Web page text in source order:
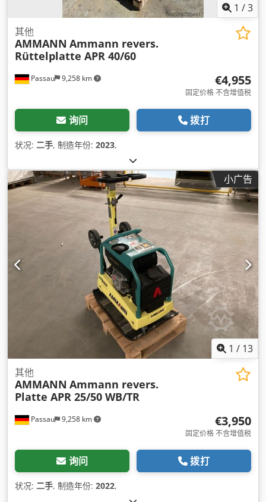
1 /3
Passau 9,258 km
其他
AMMANN Ammann revers.
Rüttelplatte APR 40/60
€4,955
固定价格 不含增值税
询问 拨打
状况: 二手, 制造年份: 2023,
小广告
1 / 13
Passau 9,258 km
其他
AMMANN Ammann revers.
Platte APR 25/50 WB/TR
€3,950
固定价格 不含增值税
询问 拨打
状况: 二手, 制造年份: 2022,